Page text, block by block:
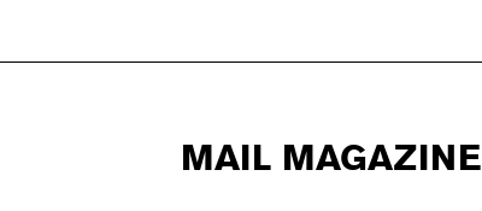
MAIL MAGAZINE